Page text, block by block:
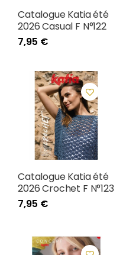
Catalogue Katia été
2026 Casual F N°122
7,95 €
Catalogue Katia été
2026 Crochet F N°123
7,95 €